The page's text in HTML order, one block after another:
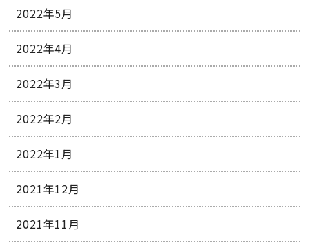
2022年5月
2022年4月
2022年3月
2022年2月
2022年1月
2021年12月
2021年11月